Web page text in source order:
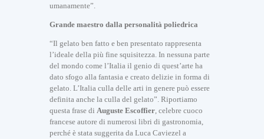
umanamente”.
Grande maestro dalla personalità poliedrica
“Il gelato ben fatto e ben presentato rappresenta
l’ideale della più fine squisitezza. In nessuna parte
del mondo come l’Italia il genio di quest’arte ha
dato sfogo alla fantasia e creato delizie in forma di
gelato. L’Italia culla delle arti in genere può essere
definita anche la culla del gelato”. Riportiamo
questa frase di Auguste Escoffier, celebre cuoco
francese autore di numerosi libri di gastronomia,
perché è stata suggerita da Luca Caviezel a